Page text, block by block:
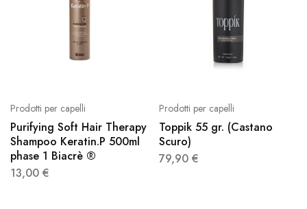
Prodotti per capelli
Purifying Soft Hair Therapy
Shampoo Keratin.P 500ml
phase 1 Biacrè ®
13,00 €
Prodotti per capelli
Toppik 55 gr. (Castano
Scuro)
79,90 €